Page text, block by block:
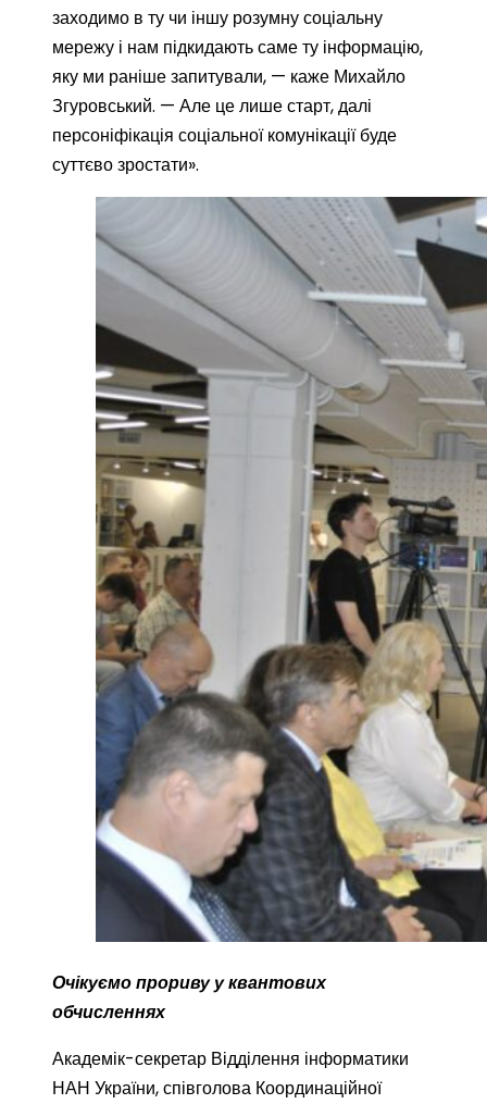
заходимо в ту чи іншу розумну соціальну
мережу і нам підкидають саме ту інформацію,
яку ми раніше запитували, — каже Михайло
Згуровський. — Але це лише старт, далі
персоніфікація соціальної комунікації буде
суттєво зростати».
Очікуємо прориву у квантових
обчисленнях
Академік-секретар Відділення інформатики
НАН України, співголова Координаційної